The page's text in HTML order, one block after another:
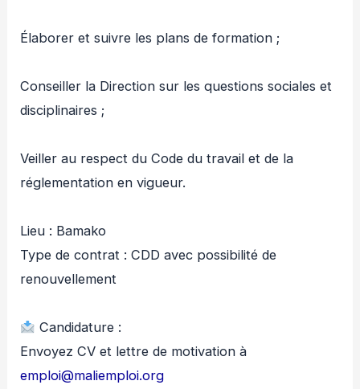
Élaborer et suivre les plans de formation ;
Conseiller la Direction sur les questions sociales et
disciplinaires ;
Veiller au respect du Code du travail et de la
réglementation en vigueur.
Lieu : Bamako
Type de contrat : CDD avec possibilité de
renouvellement
Candidature :
Envoyez CV et lettre de motivation à
emploi@maliemploi.org